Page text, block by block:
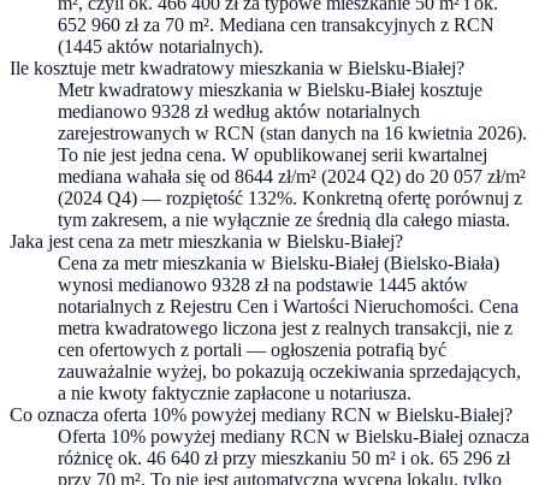
652 960 zł za 70 m². Mediana cen transakcyjnych z RCN
(1445 aktów notarialnych).
Ile kosztuje metr kwadratowy mieszkania w Bielsku-Białej?
Metr kwadratowy mieszkania w Bielsku-Białej kosztuje
medianowo 9328 zł według aktów notarialnych
zarejestrowanych w RCN (stan danych na 16 kwietnia 2026).
To nie jest jedna cena. W opublikowanej serii kwartalnej
mediana wahała się od 8644 zł/m² (2024 Q2) do 20 057 zł/m²
(2024 Q4) — rozpiętość 132%. Konkretną ofertę porównuj z
tym zakresem, a nie wyłącznie ze średnią dla całego miasta.
Jaka jest cena za metr mieszkania w Bielsku-Białej?
Cena za metr mieszkania w Bielsku-Białej (Bielsko-Biała)
wynosi medianowo 9328 zł na podstawie 1445 aktów
notarialnych z Rejestru Cen i Wartości Nieruchomości. Cena
metra kwadratowego liczona jest z realnych transakcji, nie z
cen ofertowych z portali — ogłoszenia potrafią być
zauważalnie wyżej, bo pokazują oczekiwania sprzedających,
a nie kwoty faktycznie zapłacone u notariusza.
Co oznacza oferta 10% powyżej mediany RCN w Bielsku-Białej?
Oferta 10% powyżej mediany RCN w Bielsku-Białej oznacza
różnicę ok. 46 640 zł przy mieszkaniu 50 m² i ok. 65 296 zł
przy 70 m². To nie jest automatyczna wycena lokalu, tylko